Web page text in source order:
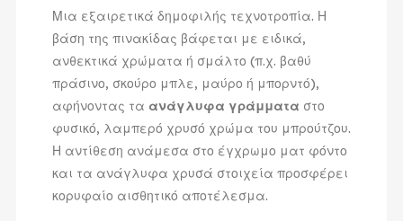
Μια εξαιρετικά δημοφιλής τεχνοτροπία. Η
βάση της πινακίδας βάφεται με ειδικά,
ανθεκτικά χρώματα ή σμάλτο (π.χ. βαθύ
πράσινο, σκούρο μπλε, μαύρο ή μπορντό),
αφήνοντας τα ανάγλυφα γράμματα στο
φυσικό, λαμπερό χρυσό χρώμα του μπρούτζου.
Η αντίθεση ανάμεσα στο έγχρωμο ματ φόντο
και τα ανάγλυφα χρυσά στοιχεία προσφέρει
κορυφαίο αισθητικό αποτέλεσμα.